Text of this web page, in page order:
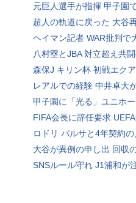
元巨人選手が指揮 甲子園
超人の軌道に戻った 大谷
ヘイマン記者 WAR批判で
八村塁とJBA 対立超え共
森保J キリン杯 初戦エク
レアルでの経験 中井卓大
甲子園に「光る」ユニホ
FIFA会長に辞任要求
ロドリ バルサと4年契約の
大谷が異例の申し出 回収
SNSルール守れ J1浦和が